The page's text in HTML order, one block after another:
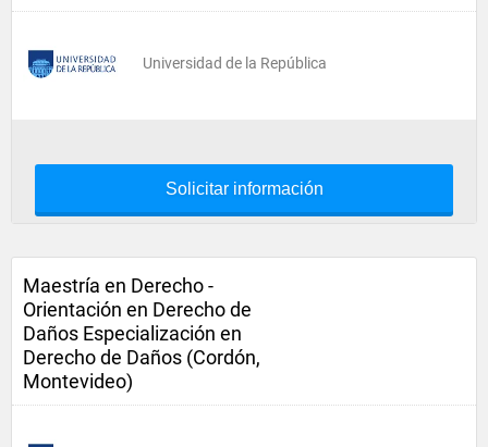
Universidad de la República
Solicitar información
Maestría en Derecho -
Orientación en Derecho de
Daños Especialización en
Derecho de Daños (Cordón,
Montevideo)